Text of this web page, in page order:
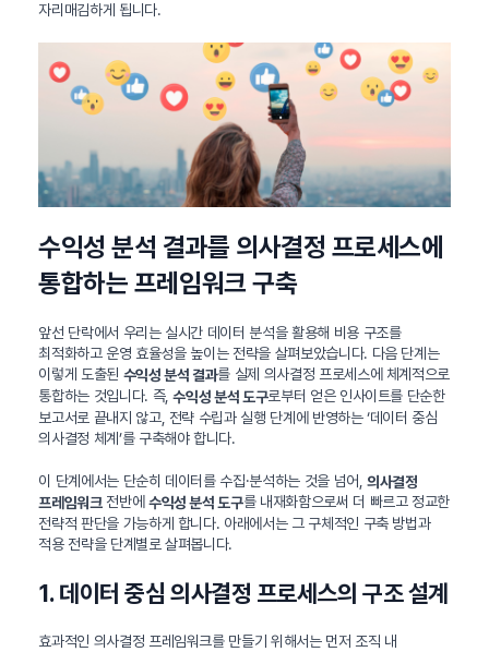
자리매김하게 됩니다.
수익성 분석 결과를 의사결정 프로세스에
통합하는 프레임워크 구축
앞선 단락에서 우리는 실시간 데이터 분석을 활용해 비용 구조를
최적화하고 운영 효율성을 높이는 전략을 살펴보았습니다. 다음 단계는
이렇게 도출된 수익성 분석 결과를 실제 의사결정 프로세스에 체계적으로
통합하는 것입니다. 즉,수익성 분석 도구로부터 얻은 인사이트를 단순한
보고서로 끝내지 않고, 전략 수립과 실행 단계에 반영하는 ‘데이터 중심
의사결정 체계’를 구축해야 합니다.
이 단계에서는 단순히 데이터를 수집·분석하는 것을 넘어,의사결정
프레임워크전반에 수익성 분석 도구를 내재화함으로써 더 빠르고 정교한
전략적 판단을 가능하게 합니다. 아래에서는 그 구체적인 구축 방법과
적용 전략을 단계별로 살펴봅니다.
1. 데이터 중심 의사결정 프로세스의 구조 설계
효과적인 의사결정 프레임워크를 만들기 위해서는 먼저 조직 내